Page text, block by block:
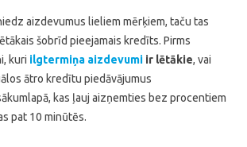
aizdevumus lieliem mērķiem, taču tas
šobrīd pieejamais kredīts. Pirms
kuri ilgtermiņa aizdevumi ir lētākie, vai
ātro kredītu piedāvājumus
kas ļauj aizņemties bez procentiem
pat 10 minūtēs.